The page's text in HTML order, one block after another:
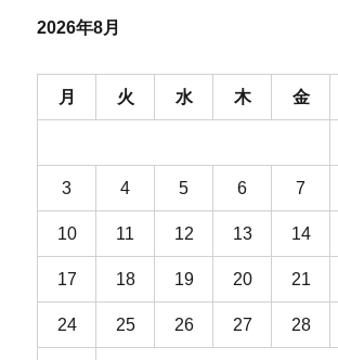
2026年8月
月 火 水 木 金
3 4 5 6 7
10 11 12 13 14
17 18 19 20 21
24 25 26 27 28